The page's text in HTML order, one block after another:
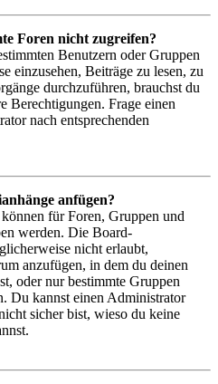
Foren nicht zugreifen?
Benutzern oder Gruppen
einzusehen, Beiträge zu lesen, zu
durchzuführen, brauchst du
Berechtigungen. Frage einen
nach entsprechenden
anfügen?
für Foren, Gruppen und
werden. Die Board-
nicht erlaubt,
anzufügen, in dem du deinen
oder nur bestimmte Gruppen
Du kannst einen Administrator
sicher bist, wieso du keine